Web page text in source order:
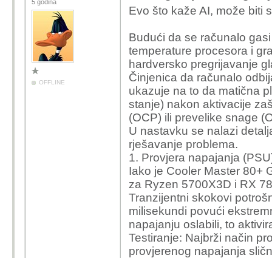
5 godina
OFFLINE
Evo što kaže AI, može biti
Budući da se računalo
temperature procesora i
hardversko pregrijavanje
Činjenica da računalo
ukazuje na to da matična
stanje) nakon aktivacije
(OCP) ili prevelike snage
U nastavku se nalazi
rješavanje problema.
1. Provjera napajanja
Iako je Cooler Master 80+
za Ryzen 5700X3D i RX
Tranzijentni skokovi
milisekundi povući
napajanju oslabili, to
Testiranje: Najbrži način
provjerenog napajanja